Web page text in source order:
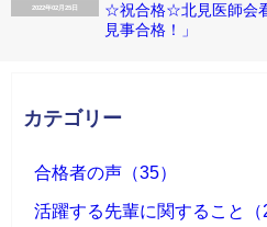
2022年02月25日
☆祝合格☆北見医師会
見事合格！」
カテゴリー
合格者の声（35）
活躍する先輩に関すること（2